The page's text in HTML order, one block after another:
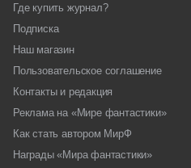
Где купить журнал?
Подписка
Наш магазин
Пользовательское соглашение
Контакты и редакция
Реклама на «Мире фантастики»
Как стать автором МирФ
Награды «Мира фантастики»